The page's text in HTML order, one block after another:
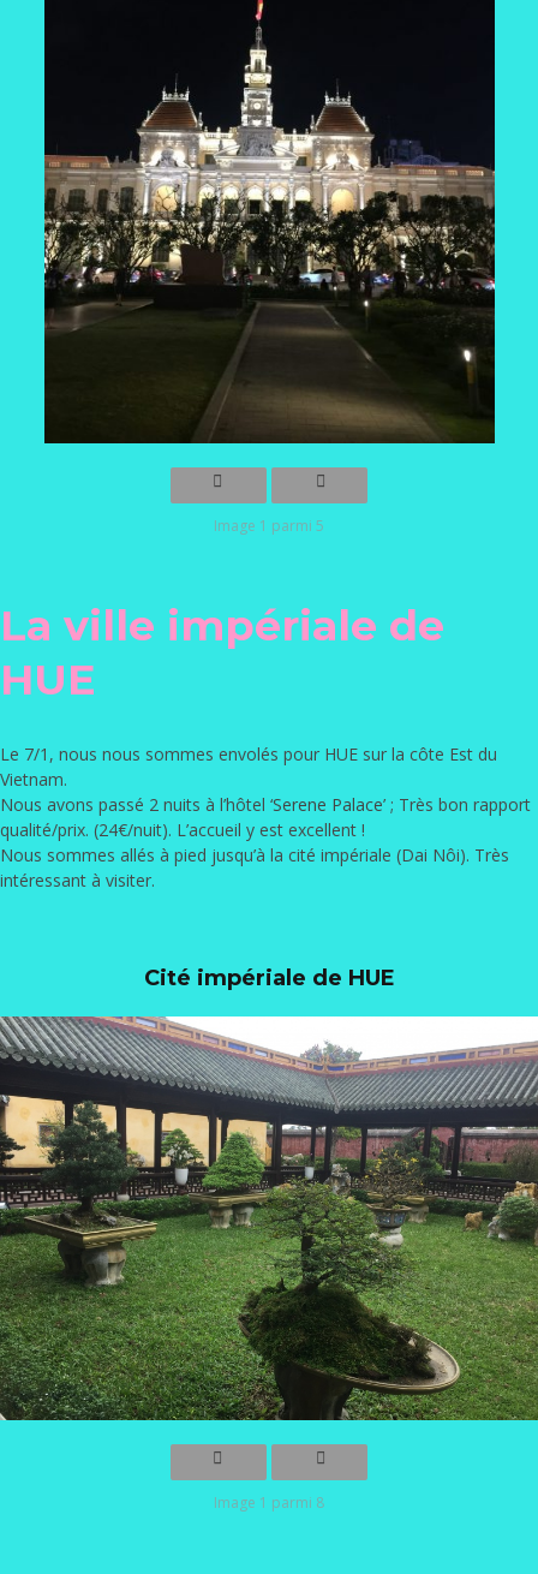
Image 1 parmi 5
La ville impériale de
HUE
Le 7/1, nous nous sommes envolés pour HUE sur la côte Est du
Vietnam.
Nous avons passé 2 nuits à l’hôtel ‘Serene Palace’ ; Très bon rapport
qualité/prix. (24€/nuit). L’accueil y est excellent !
Nous sommes allés à pied jusqu’à la cité impériale (Dai Nôi). Très
intéressant à visiter.
Cité impériale de HUE
Image 1 parmi 8